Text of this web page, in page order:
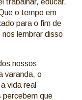
trabalhar, educar,
o tempo em
para o fim de
lembrar disso
nossos
varanda, o
vida real
percebem que